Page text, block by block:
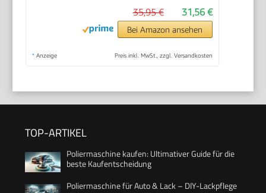
31,56 €
35,95 €
Bei Amazon ansehen
* Anzeige Preis inkl. MwSt., zzgl. Versandkosten
TOP-ARTIKEL
Poliermaschine kaufen: Ultimativer Guide für die
beste Kaufentscheidung
Poliermaschine für Auto & Lack – DIY-Lackpflege